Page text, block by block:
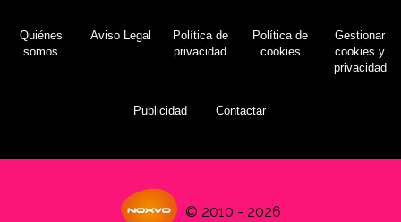
Quiénes
somos
Aviso Legal
Política de
privacidad
Política de
cookies
Gestionar
cookies y
privacidad
Publicidad Contactar
© 2010 - 2026